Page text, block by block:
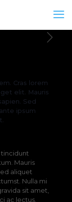
Cras lorem
elit. Mauris
Sed
ipsum
tincidunt
Mauris
aliquet
Nulla mi
sit amet,
ac lectus.